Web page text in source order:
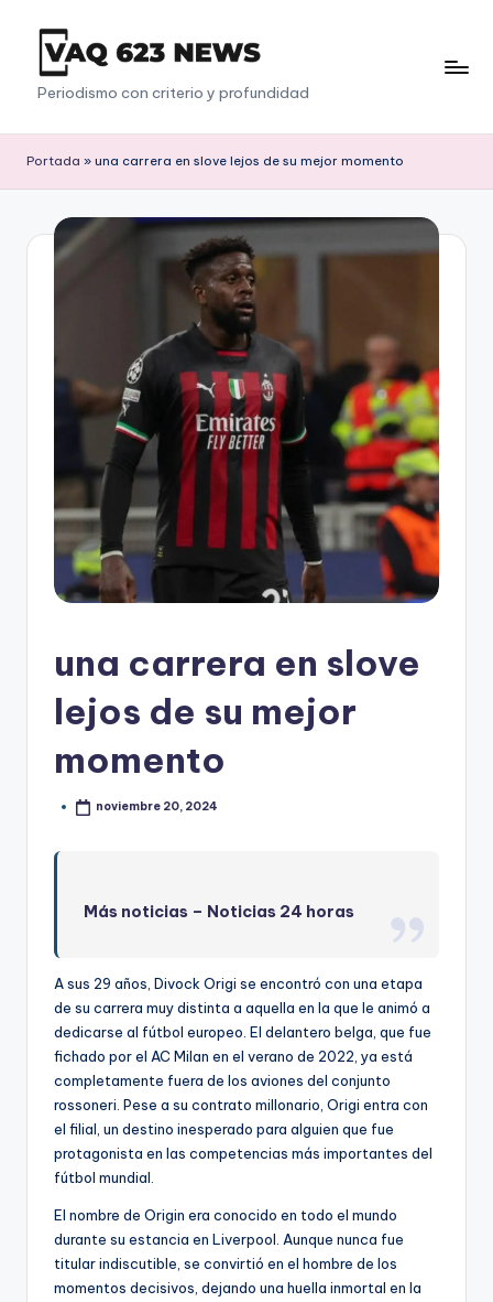
Saltar
contenido
V
a
q
2
3
Periodismo con criterio y profundidad
Portada » una carrera en slove lejos de su mejor momento
una carrera en slove
lejos de su mejor
momento
noviembre 20, 2024
Más noticias – Noticias 24 horas
A sus 29 años, Divock Origi se encontró con una etapa
de su carrera muy distinta a aquella en la que le animó a
dedicarse al fútbol europeo. El delantero belga, que fue
fichado por el AC Milan en el verano de 2022, ya está
completamente fuera de los aviones del conjunto
rossoneri. Pese a su contrato millonario, Origi entra con
el filial, un destino inesperado para alguien que fue
protagonista en las competencias más importantes del
fútbol mundial.
El nombre de Origin era conocido en todo el mundo
durante su estancia en Liverpool. Aunque nunca fue
titular indiscutible, se convirtió en el hombre de los
momentos decisivos, dejando una huella inmortal en la